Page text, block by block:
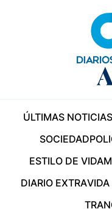
ÚLTIMAS NOTICIAS
SOCIEDAD
ESTILO DE VIDA
DIARIO EXTRAVIDA